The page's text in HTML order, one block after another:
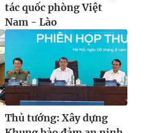
tác quốc phòng Việt
Nam - Lào
Thủ tướng: Xây dựng